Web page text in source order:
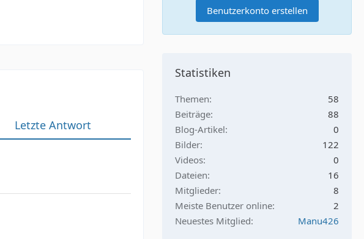
Letzte Antwort
Benutzerkonto erstellen
Statistiken
Themen
58
Beiträge
88
Blog-Artikel
0
Bilder
122
Videos
0
Dateien
16
Mitglieder
8
Meiste Benutzer online
2
Neuestes Mitglied
Manu426